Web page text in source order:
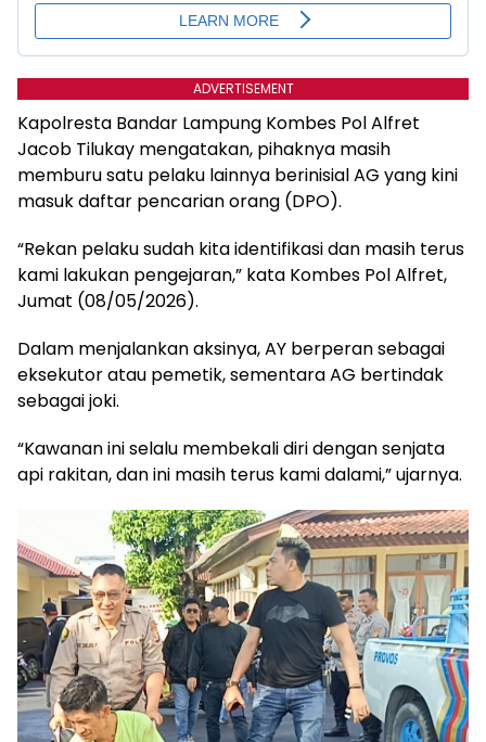
ADVERTISEMENT
Kapolresta Bandar Lampung Kombes Pol Alfret
Jacob Tilukay mengatakan, pihaknya masih
memburu satu pelaku lainnya berinisial AG yang kini
masuk daftar pencarian orang (DPO).
“Rekan pelaku sudah kita identifikasi dan masih terus
kami lakukan pengejaran,” kata Kombes Pol Alfret,
Jumat (08/05/2026).
Dalam menjalankan aksinya, AY berperan sebagai
eksekutor atau pemetik, sementara AG bertindak
sebagai joki.
“Kawanan ini selalu membekali diri dengan senjata
api rakitan, dan ini masih terus kami dalami,” ujarnya.